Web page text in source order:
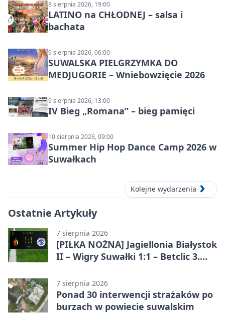
8 sierpnia 2026, 19:00
LATINO na CHŁODNEJ – salsa i
bachata
9 sierpnia 2026, 06:00
SUWALSKA PIELGRZYMKA DO
MEDJUGORIE – Wniebowzięcie 2026
9 sierpnia 2026, 13:00
IV Bieg „Romana” – bieg pamięci
10 sierpnia 2026, 09:00
Summer Hip Hop Dance Camp 2026 w
Suwałkach
Kolejne wydarzenia
Ostatnie Artykuły
7 sierpnia 2026
[PIŁKA NOŻNA] Jagiellonia Białystok
II – Wigry Suwałki 1:1 – Betclic 3.
7 sierpnia 2026
Ponad 30 interwencji strażaków po
burzach w powiecie suwalskim